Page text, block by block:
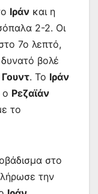
Ιράν και η
2-2. Οι
7ο λεπτό,
βολέ
Γουντ. Το Ιράν
ο Ρεζαϊάν
το
στο
την